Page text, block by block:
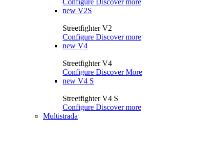
new V2S
Streetfighter V2
Configure Discover more
new V4
Streetfighter V4
Configure Discover More
new V4 S
Streetfighter V4 S
Configure Discover more
Multistrada